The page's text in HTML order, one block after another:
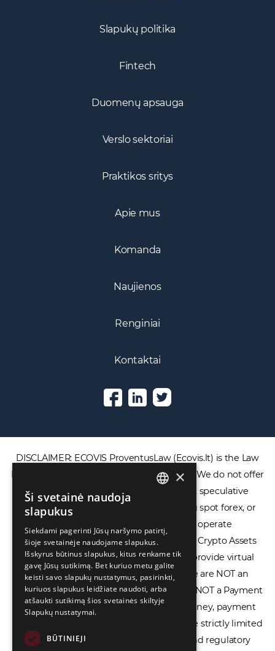
Slapukų politika
Fintech
Duomenų apsauga
Verslo sektoriai
Praktikos sritys
Apie mus
Komanda
Naujienos
Renginiai
Kontaktai
DISCLAIMER: ECOVIS ProventusLaw (Ecovis.lt) is the Law
Firm and NOT a financial services provider. We do not offer
or provide access to securities, complex speculative
financial products including CFDs, rolling spot forex, or
financial spread betting. We do not operate
cryptocurrency exchanges, we are NOT a Crypto Assets
Service Provider (CASP), and we do not provide virtual
assets software or hardware wallets. We are NOT an
Electronic Money Institution (EMI), we are NOT a Payment
Institution (PI), and we do not issue e-money, payment
services, or IBAN accounts. Our services are strictly limited
to legal advisory, licensing assistance, and regulatory
РУССКИЙ
中文（简体
×
Ši svetainė naudoja
slapukus
Siekdami pagerinti Jūsų naršymo patirtį,
šioje svetainėje naudojame slapukus.
Išskyrus būtinus slapukus, kitus renkame tik
gavę Jūsų sutikimą. Bet kuriuo metu galite
keisti savo slapukų nustatymus, pasirinkti,
kuriuos slapukus leidžiate naudoti, arba
atšaukti sutikimą šios svetainės skiltyje
Slapukų nustatymai.
BŪTINIEJI